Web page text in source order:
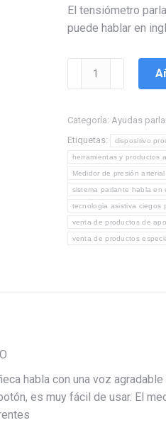
El tensiómetro
puede hablar en
Medidor
arterial
habla
en
español
para
ciegos
personas
Categoría: Ayudas
Etiquetas:
dispositivo
herramientas y productos
Medidor de presión
sistema parlante habla en
tecnologia asistiva ciegos
venta de productos de
venta de productos
habla con una voz
es muy fácil de usar. El